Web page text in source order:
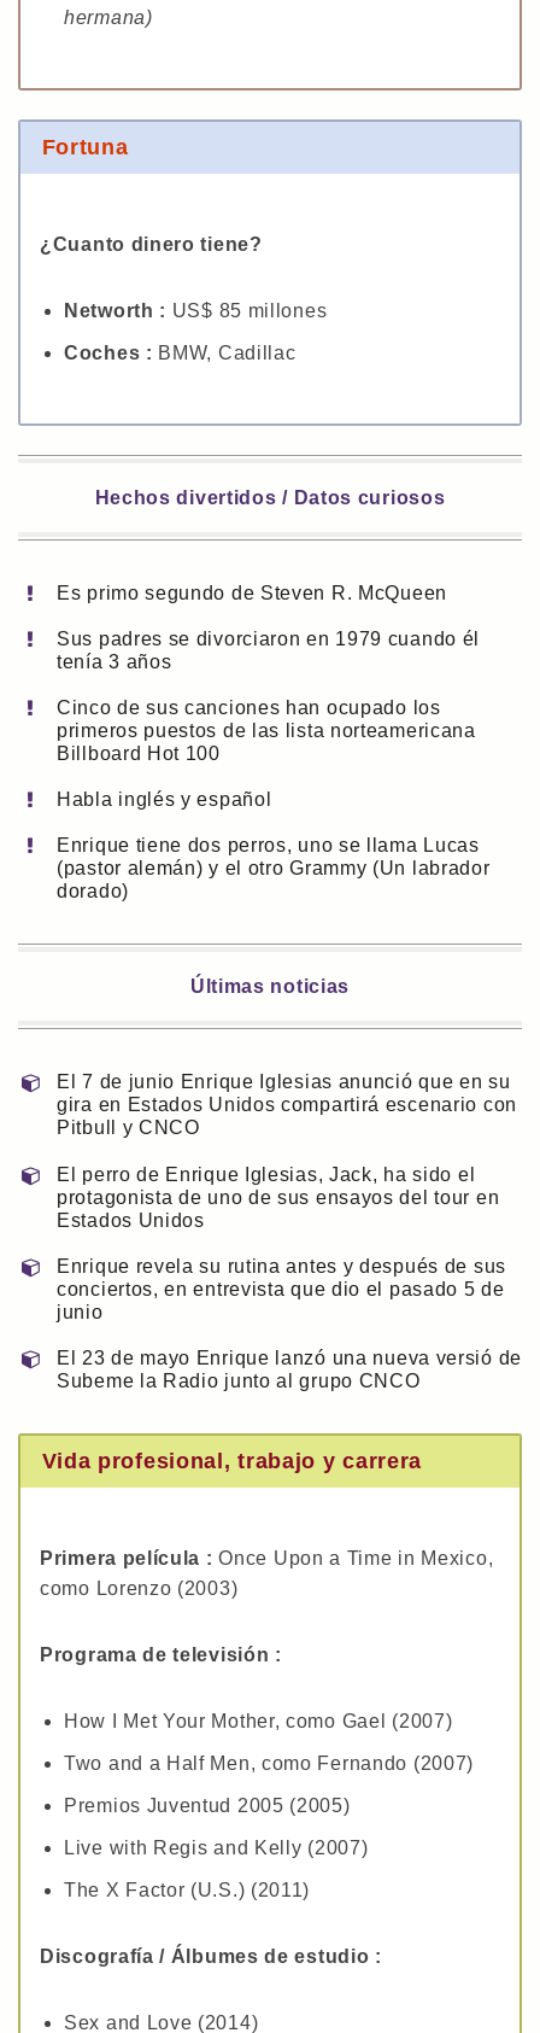
hermana)
Fortuna
¿Cuanto dinero tiene?
Networth : US$ 85 millones
Coches : BMW, Cadillac
Hechos divertidos / Datos curiosos
Es primo segundo de Steven R. McQueen
Sus padres se divorciaron en 1979 cuando él
tenía 3 años
Cinco de sus canciones han ocupado los
primeros puestos de las lista norteamericana
Billboard Hot 100
Habla inglés y español
Enrique tiene dos perros, uno se llama Lucas
(pastor alemán) y el otro Grammy (Un labrador
dorado)
Últimas noticias
El 7 de junio Enrique Iglesias anunció que en su
gira en Estados Unidos compartirá escenario con
Pitbull y CNCO
El perro de Enrique Iglesias, Jack, ha sido el
protagonista de uno de sus ensayos del tour en
Estados Unidos
Enrique revela su rutina antes y después de sus
conciertos, en entrevista que dio el pasado 5 de
junio
El 23 de mayo Enrique lanzó una nueva versió de
Subeme la Radio junto al grupo CNCO
Vida profesional, trabajo y carrera
Primera película :Once Upon a Time in Mexico,
como Lorenzo (2003)
Programa de televisión :
How I Met Your Mother, como Gael (2007)
Two and a Half Men, como Fernando (2007)
Premios Juventud 2005 (2005)
Live with Regis and Kelly (2007)
The X Factor (U.S.) (2011)
Discografía / Álbumes de estudio :
Sex and Love (2014)